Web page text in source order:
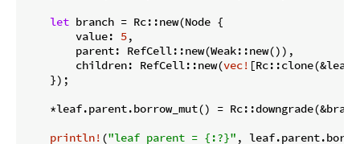
let branch = Rc::new(Node {
        value:
5,
        parent: RefCell::new(Weak::new()),
        children: RefCell::new(
vec!
    });
*leaf.parent.borrow_mut() =
println! ("leaf parent = {:?}" ,